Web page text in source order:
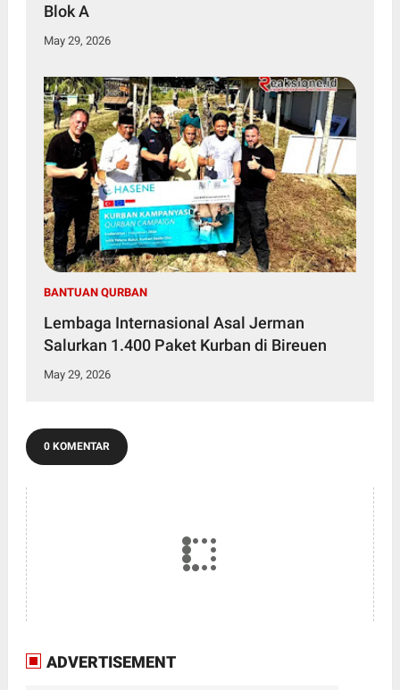
Blok A
May 29, 2026
BANTUAN QURBAN
Lembaga Internasional Asal Jerman
Salurkan 1.400 Paket Kurban di Bireuen
May 29, 2026
0 KOMENTAR
ADVERTISEMENT